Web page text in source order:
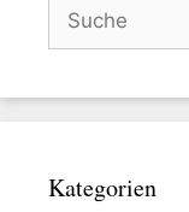
Kategorien